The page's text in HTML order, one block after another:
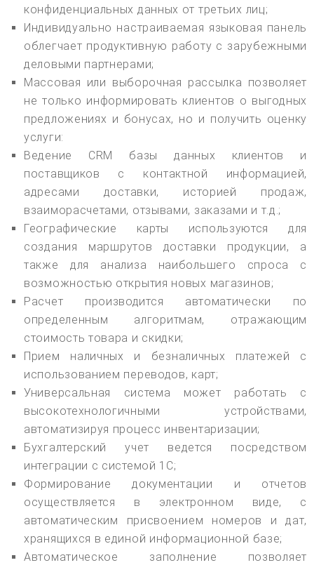
конфиденциальных данных от третьих лиц;
Индивидуально настраиваемая языковая панель
облегчает продуктивную работу с зарубежными
деловыми партнерами;
Массовая или выборочная рассылка позволяет
не только информировать клиентов о выгодных
предложениях и бонусах, но и получить оценку
услуги:
Ведение CRM базы данных клиентов и
поставщиков с контактной информацией,
адресами доставки, историей продаж,
взаиморасчетами, отзывами, заказами и т.д.;
Географические карты используются для
создания маршрутов доставки продукции, а
также для анализа наибольшего спроса с
возможностью открытия новых магазинов;
Расчет производится автоматически по
определенным алгоритмам, отражающим
стоимость товара и скидки;
Прием наличных и безналичных платежей с
использованием переводов, карт;
Универсальная система может работать с
высокотехнологичными устройствами,
автоматизируя процесс инвентаризации;
Бухгалтерский учет ведется посредством
интеграции с системой 1С;
Формирование документации и отчетов
осуществляется в электронном виде, с
автоматическим присвоением номеров и дат,
хранящихся в единой информационной базе;
Автоматическое заполнение позволяет